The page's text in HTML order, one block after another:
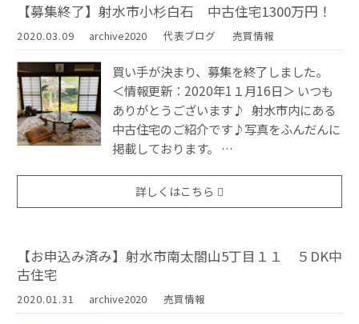
【募集終了】射水市小杉白石 中古住宅1300万円！
2020.03.09 archive2020 代表ブログ 売買情報
買い手が決まり、募集を終了しました。
＜情報更新：2020年1１月16日＞ いつも
ありがとうございます♪ 射水市内にある
中古住宅のご紹介です♪写真をふんだんに
掲載しております。 …
詳しくはこちら
【お申込み済み】射水市南太閤山5丁目１１ ５DK中
古住宅
2020.01.31 archive2020 売買情報